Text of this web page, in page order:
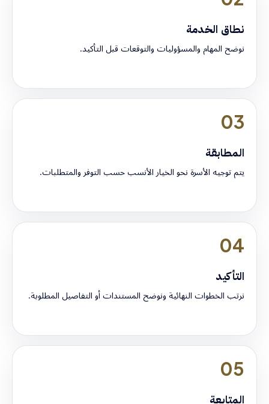
نطاق الخدمة
نوضح المهام والمسؤوليات والتوقعات قبل التأكيد.
03
المطابقة
يتم توجيه الأسرة نحو الخيار الأنسب حسب التوفر والمتطلبات.
04
التأكيد
نرتب الخطوات النهائية ونوضح المستندات أو التفاصيل المطلوبة.
05